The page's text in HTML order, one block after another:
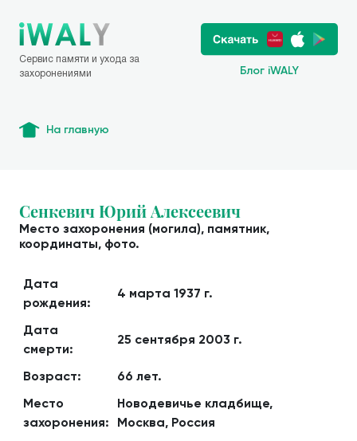
Сервис памяти и ухода за
захоронениями
Блог iWALY
На главную
Сенкевич Юрий Алексеевич
Место захоронения (могила), памятник,
координаты, фото.
Дата
рождения:
4 марта 1937 г.
Дата
смерти:
25 сентября 2003 г.
Возраст:
66 лет.
Место
захоронения:
Новодевичье кладбище,
Москва, Россия